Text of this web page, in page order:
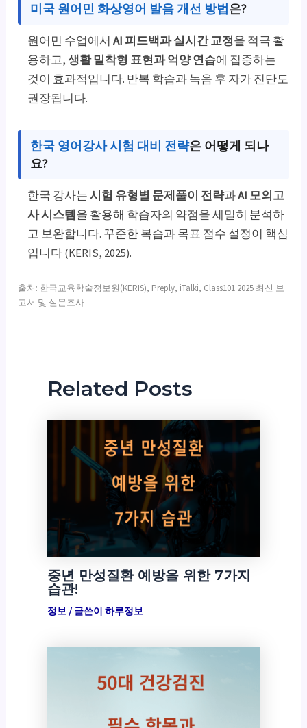
미국 원어민 화상영어 발음 개선 방법은?
원어민 수업에서AI 피드백과 실시간 교정을 적극 활
용하고,생활 밀착형 표현과 억양 연습에 집중하는
것이 효과적입니다. 반복 학습과 녹음 후 자가 진단도
권장됩니다.
한국 영어강사 시험 대비 전략은 어떻게 되나
요?
한국 강사는시험 유형별 문제풀이 전략과AI 모의고
사 시스템을 활용해 학습자의 약점을 세밀히 분석하
고 보완합니다. 꾸준한 복습과 목표 점수 설정이 핵심
입니다 (KERIS, 2025).
출처: 한국교육학술정보원(KERIS), Preply, iTalki, Class101 2025 최신 보
고서 및 설문조사
Related Posts
중년 만성질환 예방을 위한 7가지
습관!
정보/ 글쓴이 하루정보